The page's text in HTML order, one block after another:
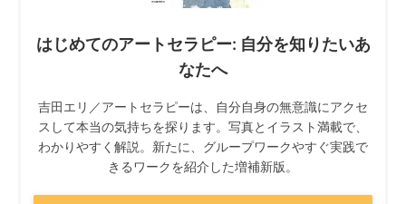
はじめてのアートセラピー: 自分を知りたいあ
なたへ
吉田エリ／アートセラピーは、自分自身の無意識にアクセ
スして本当の気持ちを探ります。写真とイラスト満載で、
わかりやすく解説。新たに、グループワークやすぐ実践で
きるワークを紹介した増補新版。